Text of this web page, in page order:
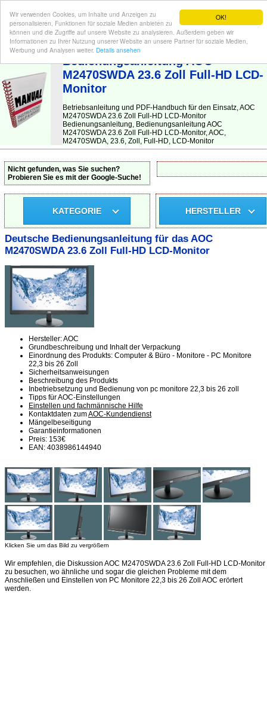
OK!
Wir verwenden Cookies, um Inhalte und Anzeigen zu
personalisieren, Funktionen für soziale Medien anbieten zu
können und die Zugriffe auf unsere Website zu analysieren. Außerdem geben wir
Informationen zu Ihrer Nutzung unserer Website an unsere Partner für soziale Medien,
Werbung und Analysen weiter. Details ansehen
BEDIENUNGSANLEITUNG| Hier finden Sie die deutsche Anleitung!
Bedienungsanleitung AOC
M2470SWDA 23.6 Zoll Full-HD LCD-
Monitor
Betriebsanleitung und PDF-Handbuch für den Einsatz, AOC
M2470SWDA 23.6 Zoll Full-HD LCD-Monitor
Bedienungsanleitung, Bedienungsanleitung AOC
M2470SWDA 23.6 Zoll Full-HD LCD-Monitor, AOC,
M2470SWDA, 23.6, Zoll, Full-HD, LCD-Monitor
Nicht gefunden, was Sie suchen?
Probieren Sie es mit der Google-Suche!
KATEGORIE HERSTELLER
Deutsche Bedienungsanleitung für das AOC
M2470SWDA 23.6 Zoll Full-HD LCD-Monitor
Hersteller: AOC
Grundbeschreibung und Inhalt der Verpackung
Einordnung des Produkts: Computer & Büro - Monitore - PC Monitore
22,3 bis 26 Zoll
Sicherheitsanweisungen
Beschreibung des Produkts
Inbetriebsetzung und Bedienung von pc monitore 22,3 bis 26 zoll
Tipps für AOC-Einstellungen
Einstellen und fachmännische Hilfe
Kontaktdaten zumAOC-Kundendienst
Mängelbeseitigung
Garantieinformationen
Preis: 153€
EAN: 4038986144940
Klicken Sie um das Bild zu vergrößern
Wir empfehlen, die Diskussion AOC M2470SWDA 23.6 Zoll Full-HD LCD-Monitor
zu besuchen, wo ähnliche und sogar die gleichen Probleme mit dem
Anschließen und Einstellen von PC Monitore 22,3 bis 26 Zoll AOC erörtert
werden.